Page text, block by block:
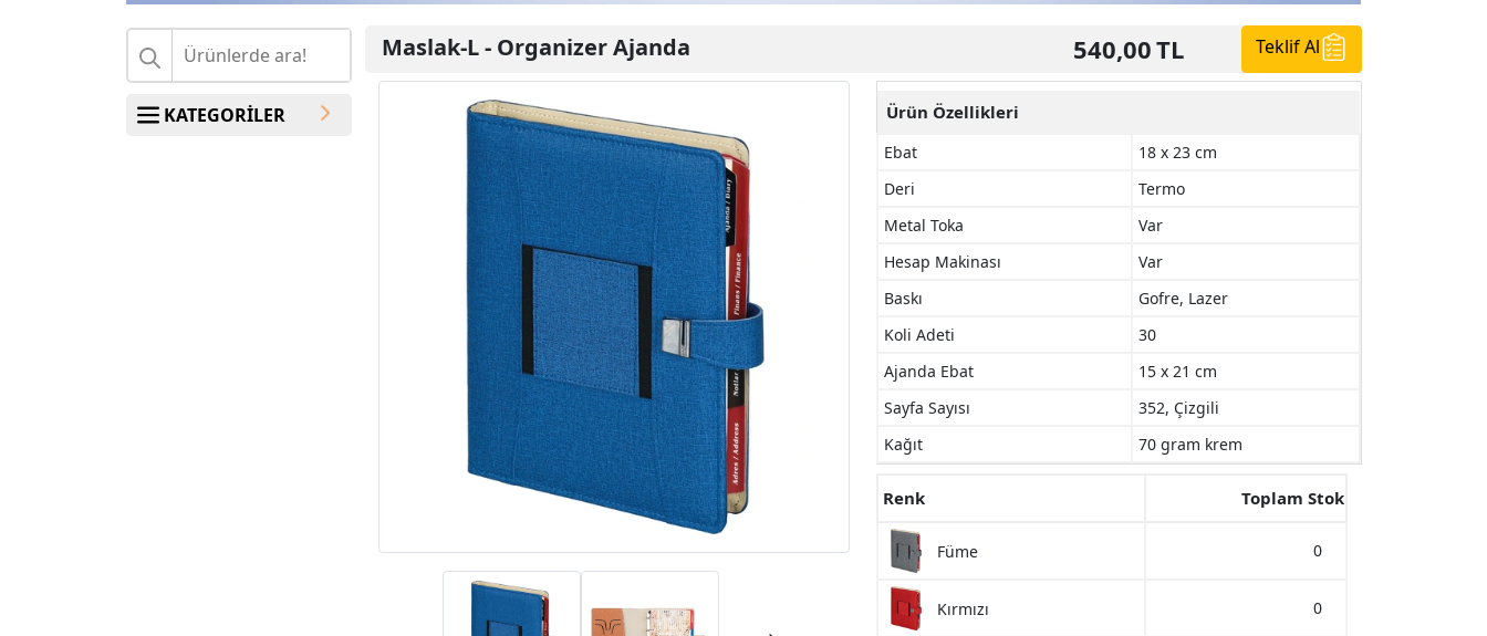
KATEGORİLER
Maslak-L- Organizer Ajanda 540,00TL Teklif Al
Ürün Özellikleri
Ebat
18 x 23 cm
Deri
Termo
Metal Toka
Var
Hesap Makinası
Var
Baskı
Gofre, Lazer
Koli Adeti
30
Ajanda Ebat
15 x 21 cm
Sayfa Sayısı
352, Çizgili
Kağıt
70 gram krem
Renk Toplam Stok
Füme 0
Kırmızı 0